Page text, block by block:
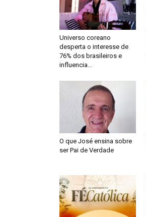
Universo coreano
desperta o interesse de
76% dos brasileiros e
influencia...
O que José ensina sobre
ser Pai de Verdade